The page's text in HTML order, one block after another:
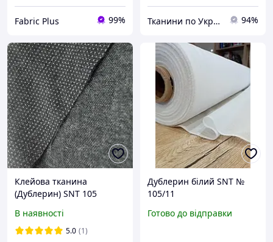
Fabric Plus 99% Тканини по Україні 94%
Клейова тканина
(Дублерин) SNT 105
В наявності
5.0 (1)
Дублерин білий SNT №
105/11
Готово до відправки